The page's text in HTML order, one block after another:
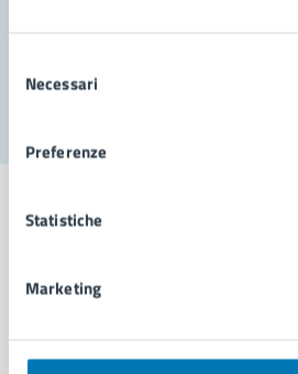
delNecessari
Preferenze
Statistiche
MarketingComune di Napoli
AMMINISTRAZIONE